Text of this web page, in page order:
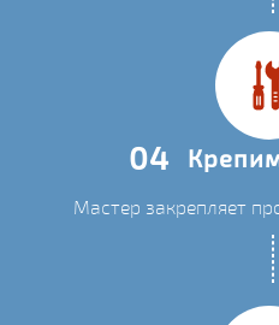
04
Мастер закрепляет